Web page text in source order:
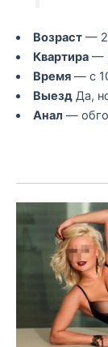
Возраст—
Квартира—
Время— с
ВыездДа,
Анал —